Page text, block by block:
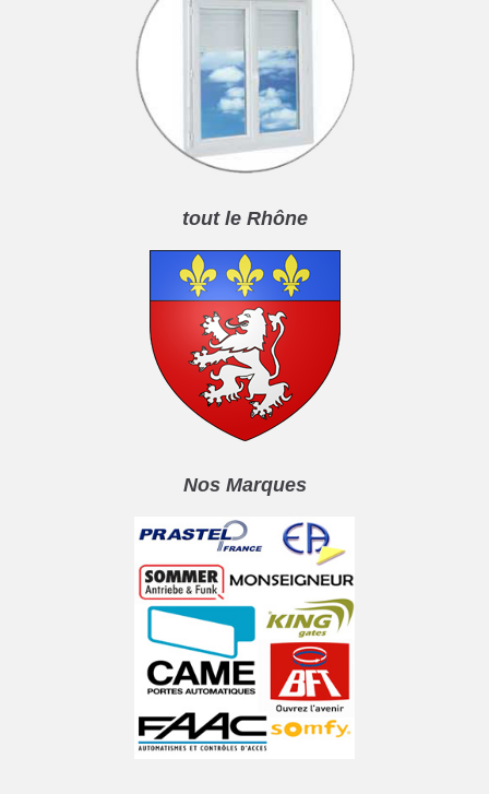
tout le Rhône
Nos Marques